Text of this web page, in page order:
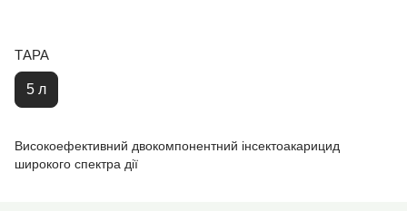
ТАРА
5 л
Високоефективний двокомпонентний інсектоакарицид
широкого спектра дії